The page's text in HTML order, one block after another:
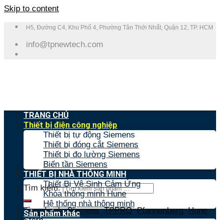
Skip to content
H5, Đường C4, Khu Phố 4, Phường Tân Thới Nhất, Quận 12, TP. HCM
info@tpnewtech.com
Tìm kiếm:
Tìm nhanh:Siemens,TPPRO,Pfannenberg,Hune,
TRANG CHỦ
Thiết bị điện công nghiệp
Thiết bị tự động Siemens
Thiết bị đóng cắt Siemens
Thiết bị đo lường Siemens
Biến tần Siemens
THIẾT BỊ NHÀ THÔNG MINH
Thiết Bị Vệ Sinh Cảm Ứng
Khóa thông minh Hune
Hệ thống nhà thông minh
Sản phẩm khác